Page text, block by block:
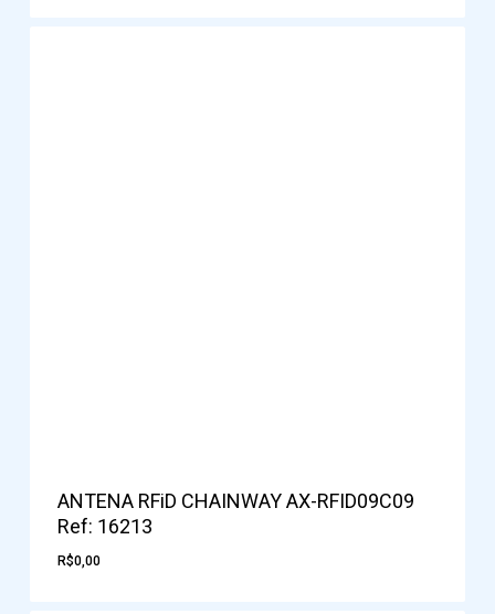
ANTENA RFiD CHAINWAY AX-RFID09C09
Ref: 16213
R$0,00